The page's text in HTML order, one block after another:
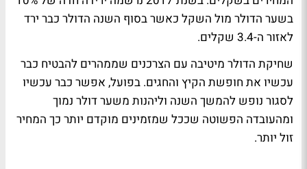
בשער הדולר מול השקל כאשר בסוף השנה הדולר כבר ירד
לאזור ה-3.4 שקלים.
שחיקת הדולר מיטיבה עם הצרכנים שממהרים להבטיח כבר
עכשיו את חופשת הקיץ והחגים. בפועל, אפשר כבר עכשיו
לסגור נופש להמשך השנה וליהנות משער דולר נמוך
ומהעובדה הפשוטה שככל שמזמינים מוקדם יותר כך המחיר
זול יותר.